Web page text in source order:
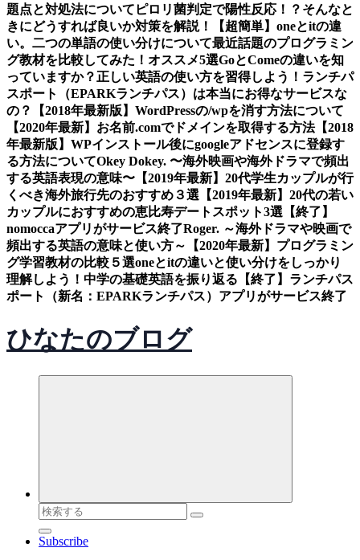
題点と対処法について ピロリ菌判定で陽性反応！？そんなと
きにどうすれば良いか対策を解説！
【超簡単】oneとitの違
い。二つの単語の使い分けについて最近話題のプログラミン
グ教材を比較してみた！オススメ5選GoとComeの違いを知
っていますか？正しい英語の使い方を習得しよう！ ランチパ
スポート（EPARKランチパス）は本当にお得なサービスな
の？
【2018年最新版】WordPressの/wpを消す方法について
【2020年最新】お名前.comでドメインを取得する方法【2018
年最新版】WPインストール後にgoogleアドセンスに登録す
る方法についてOkey Dokey. 〜海外映画や海外ドラマで頻出
する英語表現の意味〜 【2019年最新】20代学生カップルが行
くべき海外旅行先のおすすめ３選 【2019年最新】20代の若い
カップルにおすすめの恵比寿デートスポット3選 【終了】
nomoccaアプリがサービス終了Roger. ～海外ドラマや映画で
頻出する英語の意味と使い方～
【2020年最新】プログラミン
グ学習教材の比較５選oneとitの違いと使い分けをしっかり
理解しよう！中学の基礎英語を振り返る 【終了】ランチパス
ポート（新名：EPARKランチパス）アプリがサービス終了
ひなたのブログ
検
索
対
Subscribe